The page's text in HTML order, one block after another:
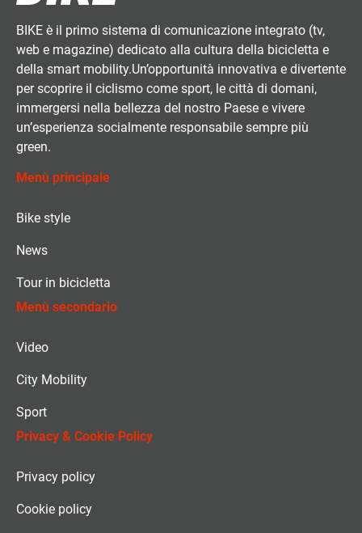
BIKE è il primo sistema di comunicazione integrato (tv,
web e magazine) dedicato alla cultura della bicicletta e
della smart mobility.Un’opportunità innovativa e divertente
per scoprire il ciclismo come sport, le città di domani,
immergersi nella bellezza del nostro Paese e vivere
un’esperienza socialmente responsabile sempre più
green.
Menù principale
Bike style
News
Tour in bicicletta
Menù secondario
Video
City Mobility
Sport
Privacy & Cookie Policy
Privacy policy
Cookie policy